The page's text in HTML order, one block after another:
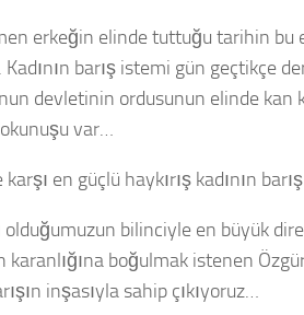
erkeğin elinde tuttuğu tarihin bu
barış istemi gün geçtikçe
devletinin ordusunun elinde kan
var…
en güçlü haykırış kadının
olduğumuzun bilinciyle en büyük
karanlığına boğulmak istenen
inşasıyla sahip çıkıyoruz…